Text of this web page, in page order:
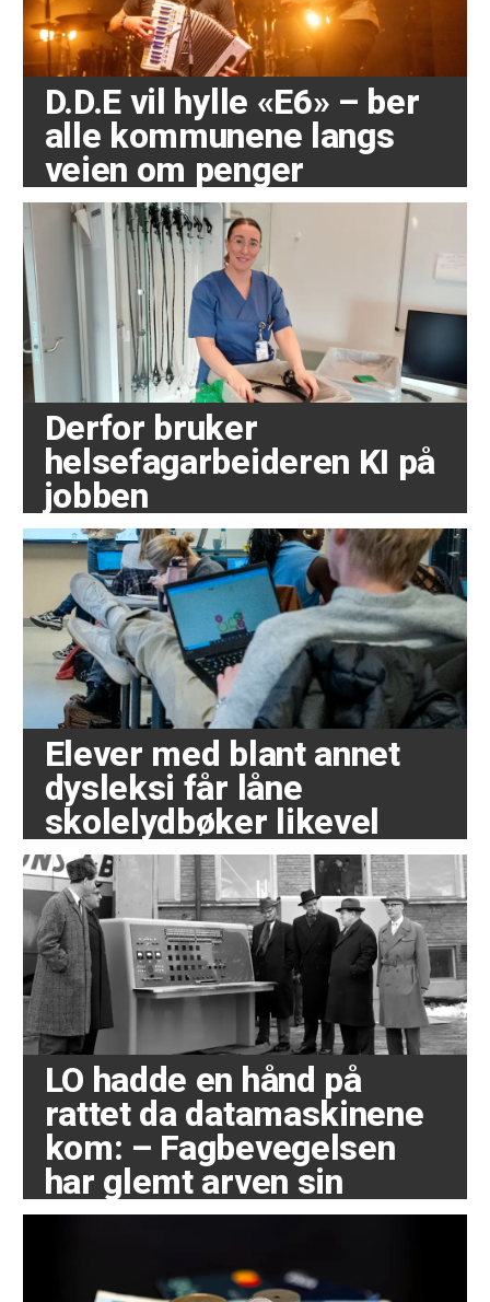
D.D.E vil hylle «E6» – ber
alle kommunene langs
veien om penger
Derfor bruker
helsefagarbeideren KI på
jobben
Elever med blant annet
dysleksi får låne
skolelydbøker likevel
LO hadde en hånd på
rattet da datamaskinene
kom: – Fagbevegelsen
har glemt arven sin